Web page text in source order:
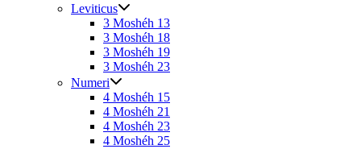
Leviticus
3 Moshéh 13
3 Moshéh 18
3 Moshéh 19
3 Moshéh 23
Numeri
4 Moshéh 15
4 Moshéh 21
4 Moshéh 23
4 Moshéh 25